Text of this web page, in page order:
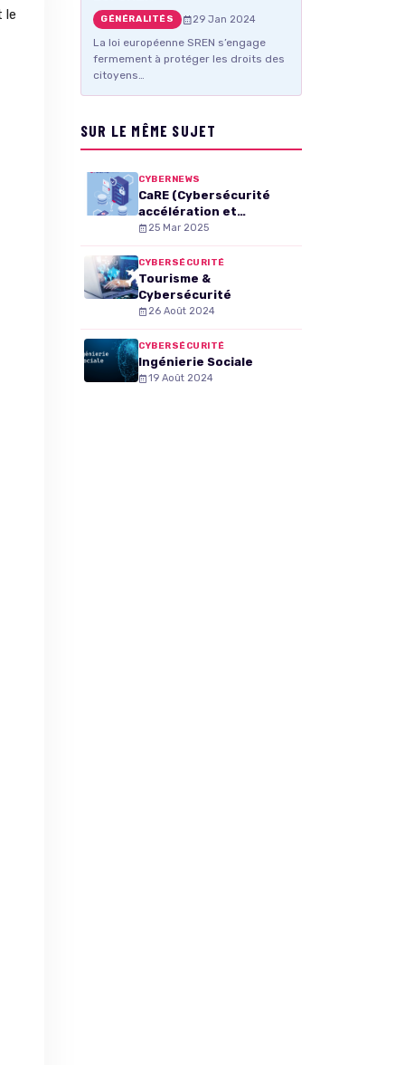
le
GÉNÉRALITÉS 29 Jan 2024
La loi européenne SREN s’engage
fermement à protéger les droits des
citoyens…
SUR LE MÊME SUJET
CYBERNEWS
CaRE (Cybersécurité
accélération et
Résilience des
Établissements) :
Comprendre les enjeux
et assurer sa
conformité
25 Mar 2025
CYBERSÉCURITÉ
Tourisme &
Cybersécurité
26 Août 2024
CYBERSÉCURITÉ
Ingénierie Sociale
19 Août 2024